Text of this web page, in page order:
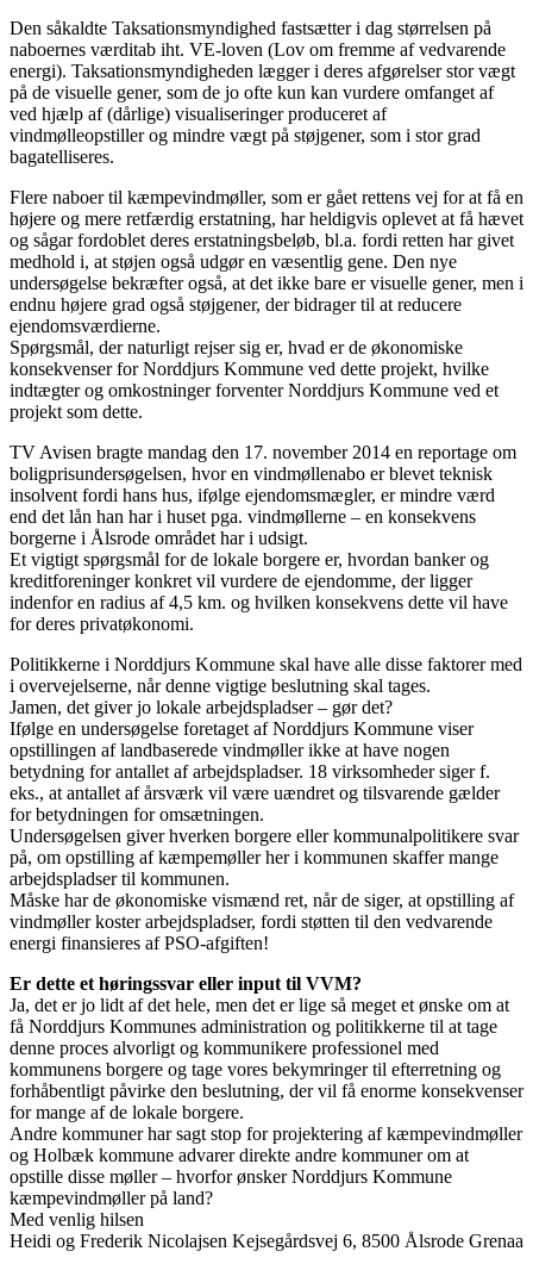
Den såkaldte Taksationsmyndighed fastsætter i dag størrelsen på
naboernes værditab iht. VE-loven (Lov om fremme af vedvarende
energi). Taksationsmyndigheden lægger i deres afgørelser stor vægt
på de visuelle gener, som de jo ofte kun kan vurdere omfanget af
ved hjælp af (dårlige) visualiseringer produceret af
vindmølleopstiller og mindre vægt på støjgener, som i stor grad
bagatelliseres.
Flere naboer til kæmpevindmøller, som er gået rettens vej for at få en
højere og mere retfærdig erstatning, har heldigvis oplevet at få hævet
og sågar fordoblet deres erstatningsbeløb, bl.a. fordi retten har givet
medhold i, at støjen også udgør en væsentlig gene. Den nye
undersøgelse bekræfter også, at det ikke bare er visuelle gener, men i
endnu højere grad også støjgener, der bidrager til at reducere
ejendomsværdierne.
Spørgsmål, der naturligt rejser sig er, hvad er de økonomiske
konsekvenser for Norddjurs Kommune ved dette projekt, hvilke
indtægter og omkostninger forventer Norddjurs Kommune ved et
projekt som dette.
TV Avisen bragte mandag den 17. november 2014 en reportage om
boligprisundersøgelsen, hvor en vindmøllenabo er blevet teknisk
insolvent fordi hans hus, ifølge ejendomsmægler, er mindre værd
end det lån han har i huset pga. vindmøllerne – en konsekvens
borgerne i Ålsrode området har i udsigt.
Et vigtigt spørgsmål for de lokale borgere er, hvordan banker og
kreditforeninger konkret vil vurdere de ejendomme, der ligger
indenfor en radius af 4,5 km. og hvilken konsekvens dette vil have
for deres privatøkonomi.
Politikkerne i Norddjurs Kommune skal have alle disse faktorer med
i overvejelserne, når denne vigtige beslutning skal tages.
Jamen, det giver jo lokale arbejdspladser – gør det?
Ifølge en undersøgelse foretaget af Norddjurs Kommune viser
opstillingen af landbaserede vindmøller ikke at have nogen
betydning for antallet af arbejdspladser. 18 virksomheder siger f.
eks., at antallet af årsværk vil være uændret og tilsvarende gælder
for betydningen for omsætningen.
Undersøgelsen giver hverken borgere eller kommunalpolitikere svar
på, om opstilling af kæmpemøller her i kommunen skaffer mange
arbejdspladser til kommunen.
Måske har de økonomiske vismænd ret, når de siger, at opstilling af
vindmøller koster arbejdspladser, fordi støtten til den vedvarende
energi finansieres af PSO-afgiften!
Er dette et høringssvar eller input til VVM?
Ja, det er jo lidt af det hele, men det er lige så meget et ønske om at
få Norddjurs Kommunes administration og politikkerne til at tage
denne proces alvorligt og kommunikere professionel med
kommunens borgere og tage vores bekymringer til efterretning og
forhåbentligt påvirke den beslutning, der vil få enorme konsekvenser
for mange af de lokale borgere.
Andre kommuner har sagt stop for projektering af kæmpevindmøller
og Holbæk kommune advarer direkte andre kommuner om at
opstille disse møller – hvorfor ønsker Norddjurs Kommune
kæmpevindmøller på land?
Med venlig hilsen
Heidi og Frederik Nicolajsen Kejsegårdsvej 6, 8500 Ålsrode Grenaa